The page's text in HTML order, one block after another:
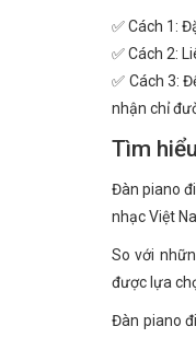
✅ Cách 1:
✅ Cách 2:
✅ Cách 3:
nhận chỉ
Tìm
Đàn piano
nhạc Việt
So với
được lựa
Đàn piano